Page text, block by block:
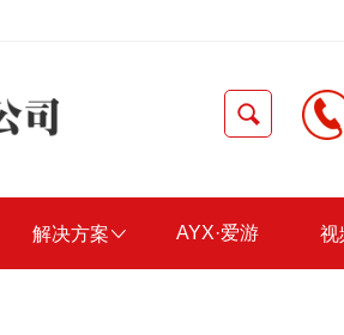
解决方案 AYX·爱游 视